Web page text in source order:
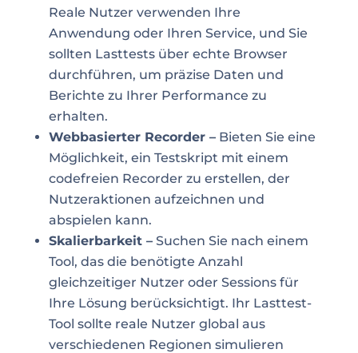
Reale Nutzer verwenden Ihre
Anwendung oder Ihren Service, und Sie
sollten Lasttests über echte Browser
durchführen, um präzise Daten und
Berichte zu Ihrer Performance zu
erhalten.
Webbasierter Recorder –Bieten Sie eine
Möglichkeit, ein Testskript mit einem
codefreien Recorder zu erstellen, der
Nutzeraktionen aufzeichnen und
abspielen kann.
Skalierbarkeit –Suchen Sie nach einem
Tool, das die benötigte Anzahl
gleichzeitiger Nutzer oder Sessions für
Ihre Lösung berücksichtigt. Ihr Lasttest-
Tool sollte reale Nutzer global aus
verschiedenen Regionen simulieren